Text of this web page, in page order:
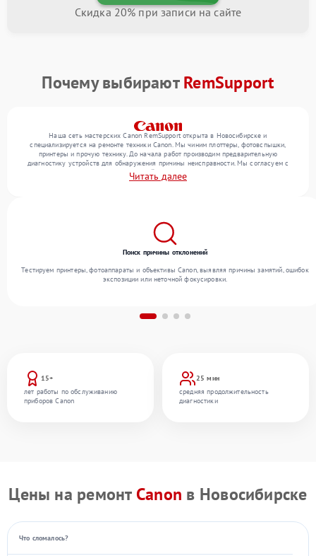
Скидка 20% при записи на сайте
Почему выбираютRemSupport
Наша сеть мастерских Canon RemSupport открыта в Новосибирске и
специализируется на ремонте техники Canon. Мы чиним плоттеры, фотовспышки,
принтеры и прочую технику. До начала работ производим предварительную
диагностику устройств для обнаружения причины неисправности. Мы согласуем с
клиентом состав необходимых операций и их стоимость, затем реализуем ремонт с
заменой деталей по необходимости. После работ проверяем качество оказанных
Читать далее
15+
лет работы по обслуживанию
приборов Canon
25 мин
средняя продолжительность
диагностики
Поиск причины отклонений
Тестируем принтеры, фотоаппараты и объективы Canon, выявляя причины замятий, ошибок
экспозиции или неточной фокусировки.
Цены на ремонт Canon в Новосибирске
Что сломалось?